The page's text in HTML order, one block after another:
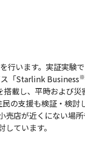
います。実証実験
「Starlink Business
載し、平時および
の支援も検証・検討し
店が近くにない場
ています。